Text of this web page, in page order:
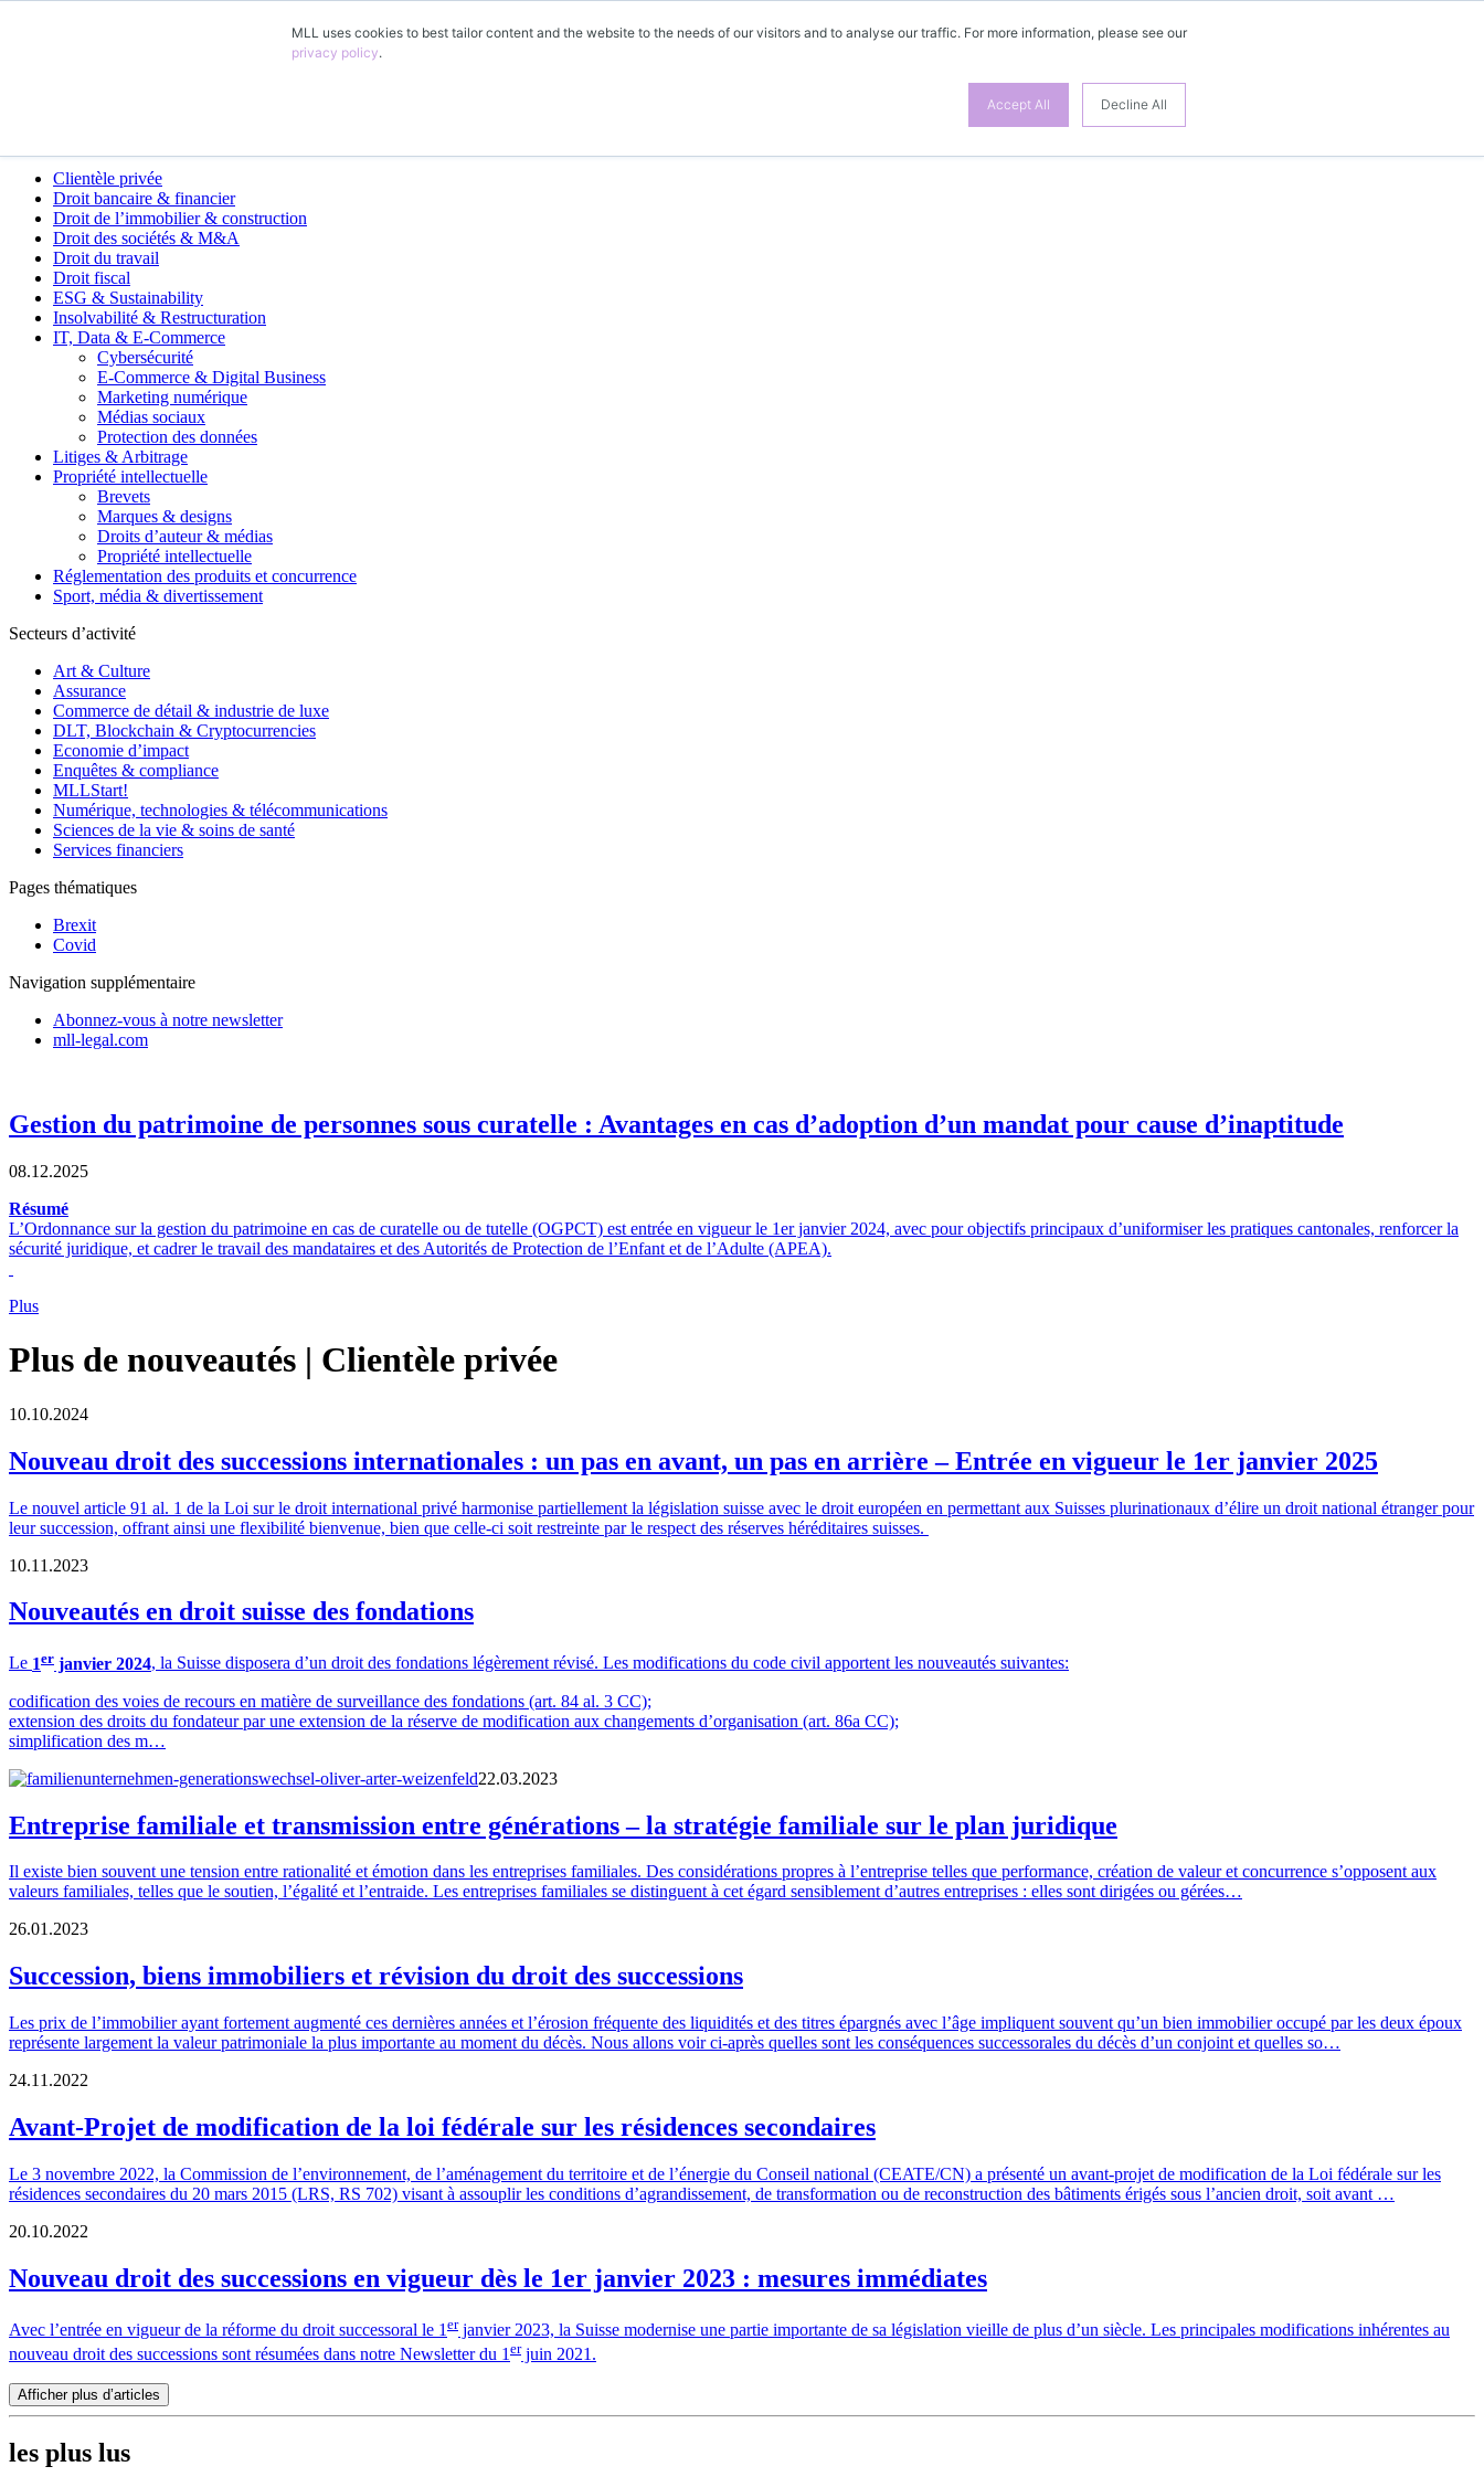
MLL uses cookies to best tailor content and the website to the needs of our visitors and to analyse our traffic. For more information, please see our
privacy policy.
Accept All Decline All
Clientèle privée
Droit bancaire & financier
Droit de l’immobilier & construction
Droit des sociétés & M&A
Droit du travail
Droit fiscal
ESG & Sustainability
Insolvabilité & Restructuration
IT, Data & E-Commerce
Cybersécurité
E-Commerce & Digital Business
Marketing numérique
Médias sociaux
Protection des données
Litiges & Arbitrage
Propriété intellectuelle
Brevets
Marques & designs
Droits d’auteur & médias
Propriété intellectuelle
Réglementation des produits et concurrence
Sport, média & divertissement
Secteurs d’activité
Art & Culture
Assurance
Commerce de détail & industrie de luxe
DLT, Blockchain & Cryptocurrencies
Economie d’impact
Enquêtes & compliance
MLLStart!
Numérique, technologies & télécommunications
Sciences de la vie & soins de santé
Services financiers
Pages thématiques
Brexit
Covid
Navigation supplémentaire
Abonnez-vous à notre newsletter
mll-legal.com
Gestion du patrimoine de personnes sous curatelle : Avantages en cas d’adoption d’un mandat pour cause d’inaptitude
08.12.2025
Résumé
L’Ordonnance sur la gestion du patrimoine en cas de curatelle ou de tutelle (OGPCT) est entrée en vigueur le 1er janvier 2024, avec pour objectifs principaux d’uniformiser les pratiques cantonales, renforcer la
sécurité juridique, et cadrer le travail des mandataires et des Autorités de Protection de l’Enfant et de l’Adulte (APEA).
Plus
Plus de nouveautés | Clientèle privée
10.10.2024
Nouveau droit des successions internationales : un pas en avant, un pas en arrière – Entrée en vigueur le 1er janvier 2025
Le nouvel article 91 al. 1 de la Loi sur le droit international privé harmonise partiellement la législation suisse avec le droit européen en permettant aux Suisses plurinationaux d’élire un droit national étranger pour
leur succession, offrant ainsi une flexibilité bienvenue, bien que celle-ci soit restreinte par le respect des réserves héréditaires suisses.
10.11.2023
Nouveautés en droit suisse des fondations
Le 1er janvier 2024, la Suisse disposera d’un droit des fondations légèrement révisé. Les modifications du code civil apportent les nouveautés suivantes:
codification des voies de recours en matière de surveillance des fondations (art. 84 al. 3 CC);
extension des droits du fondateur par une extension de la réserve de modification aux changements d’organisation (art. 86a CC);
simplification des m…
22.03.2023
Entreprise familiale et transmission entre générations – la stratégie familiale sur le plan juridique
Il existe bien souvent une tension entre rationalité et émotion dans les entreprises familiales. Des considérations propres à l’entreprise telles que performance, création de valeur et concurrence s’opposent aux
valeurs familiales, telles que le soutien, l’égalité et l’entraide. Les entreprises familiales se distinguent à cet égard sensiblement d’autres entreprises : elles sont dirigées ou gérées…
26.01.2023
Succession, biens immobiliers et révision du droit des successions
Les prix de l’immobilier ayant fortement augmenté ces dernières années et l’érosion fréquente des liquidités et des titres épargnés avec l’âge impliquent souvent qu’un bien immobilier occupé par les deux époux
représente largement la valeur patrimoniale la plus importante au moment du décès. Nous allons voir ci-après quelles sont les conséquences successorales du décès d’un conjoint et quelles so…
24.11.2022
Avant-Projet de modification de la loi fédérale sur les résidences secondaires
Le 3 novembre 2022, la Commission de l’environnement, de l’aménagement du territoire et de l’énergie du Conseil national (CEATE/CN) a présenté un avant-projet de modification de la Loi fédérale sur les
résidences secondaires du 20 mars 2015 (LRS, RS 702) visant à assouplir les conditions d’agrandissement, de transformation ou de reconstruction des bâtiments érigés sous l’ancien droit, soit avant …
20.10.2022
Nouveau droit des successions en vigueur dès le 1er janvier 2023 : mesures immédiates
Avec l’entrée en vigueur de la réforme du droit successoral le 1 erjanvier 2023, la Suisse modernise une partie importante de sa législation vieille de plus d’un siècle. Les principales modifications inhérentes au
nouveau droit des successions sont résumées dans notre Newsletter du 1erjuin 2021.
Afficher plus d’articles
les plus lus